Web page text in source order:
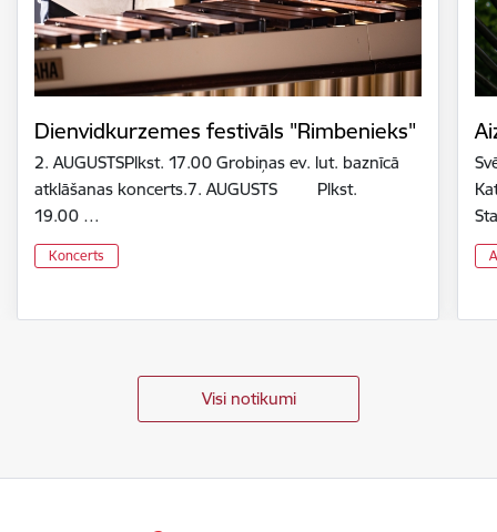
Dienvidkurzemes festivāls "Rimbenieks"
2. AUGUSTSPlkst. 17.00 Grobiņas ev. lut. baznīcā
atklāšanas koncerts.7. AUGUSTS Plkst.
19.00 …
Koncerts
Visi notikumi